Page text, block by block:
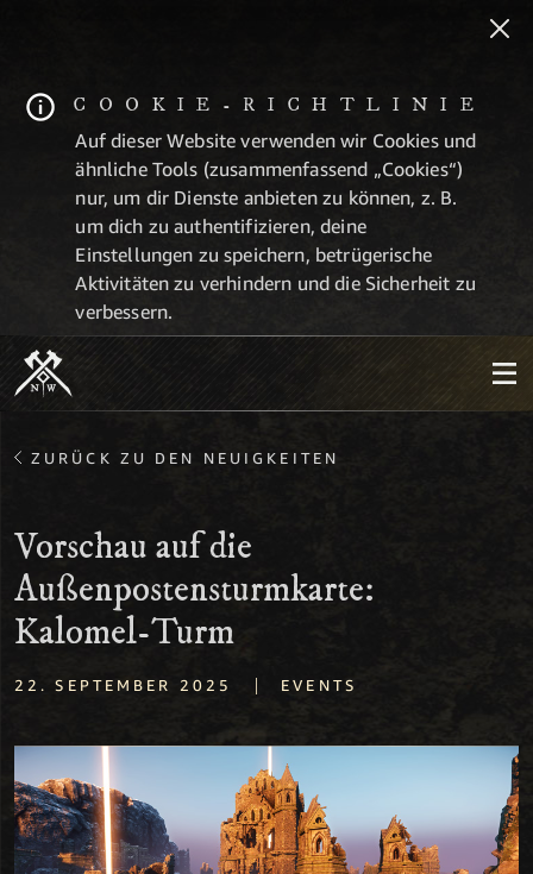
COOKIE-RICHTLINIE
Auf dieser Website verwenden wir Cookies und
ähnliche Tools (zusammenfassend „Cookies“)
nur, um dir Dienste anbieten zu können, z. B.
um dich zu authentifizieren, deine
Einstellungen zu speichern, betrügerische
Aktivitäten zu verhindern und die Sicherheit zu
verbessern.
ZURÜCK ZU DEN NEUIGKEITEN
Vorschau auf die
Außenpostensturmkarte:
Kalomel-Turm
22. SEPTEMBER 2025 | EVENTS